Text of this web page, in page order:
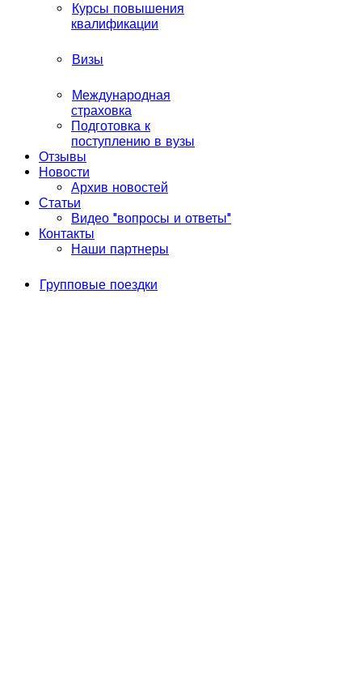
Курсы повышения
квалификации
Визы
Международная
страховка
Подготовка к
поступлению в вузы
Отзывы
Новости
Архив новостей
Статьи
Видео "вопросы и ответы"
Контакты
Наши партнеры
Групповые поездки